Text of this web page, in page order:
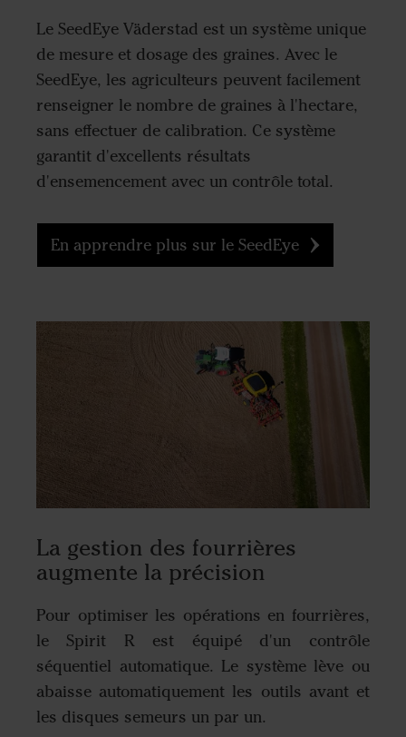
Le SeedEye Väderstad est un système unique
de mesure et dosage des graines. Avec le
SeedEye, les agriculteurs peuvent facilement
renseigner le nombre de graines à l'hectare,
sans effectuer de calibration. Ce système
garantit d'excellents résultats
d'ensemencement avec un contrôle total.
En apprendre plus sur le SeedEye
La gestion des fourrières
augmente la précision
Pour optimiser les opérations en fourrières,
le Spirit R est équipé d'un contrôle
séquentiel automatique. Le système lève ou
abaisse automatiquement les outils avant et
les disques semeurs un par un.